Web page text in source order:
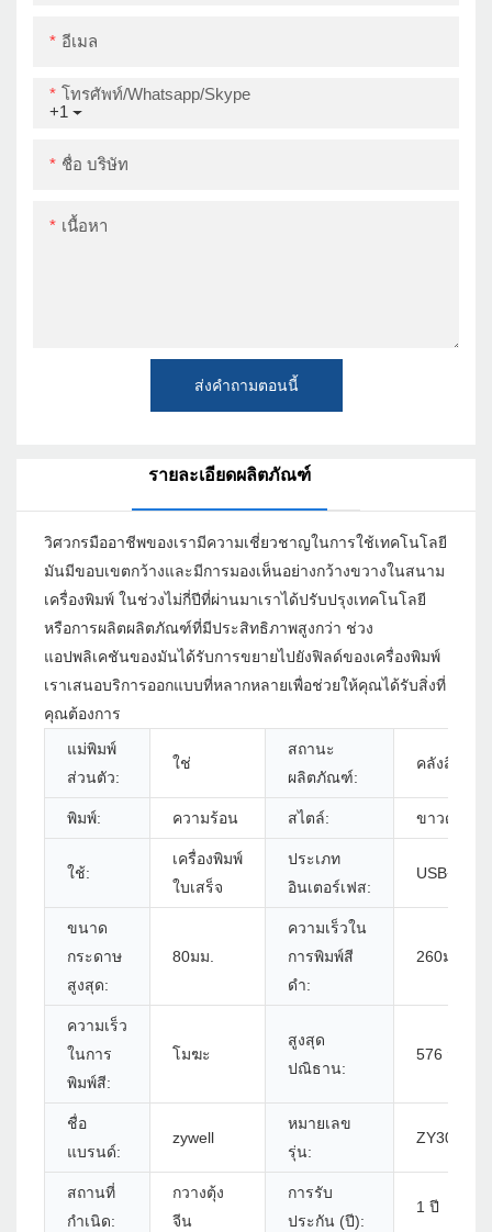
อีเมล
+1
โทรศัพท์/whatsapp/skype
ชื่อ บริษัท
เนื้อหา
ส่งคำถามตอนนี้
รายละเอียดผลิตภัณฑ์
วิศวกรมืออาชีพของเรามีความเชี่ยวชาญในการใช้เทคโนโลยี
มันมีขอบเขตกว้างและมีการมองเห็นอย่างกว้างขวางในสนาม
เครื่องพิมพ์ ในช่วงไม่กี่ปีที่ผ่านมาเราได้ปรับปรุงเทคโนโลยี
หรือการผลิตผลิตภัณฑ์ที่มีประสิทธิภาพสูงกว่า ช่วง
แอปพลิเคชันของมันได้รับการขยายไปยังฟิลด์ของเครื่องพิมพ์
เราเสนอบริการออกแบบที่หลากหลายเพื่อช่วยให้คุณได้รับสิ่งที่
คุณต้องการ
แม่พิมพ์
ส่วนตัว:
ใช่
สถานะ
ผลิตภัณฑ์:
คลังสินค้า
พิมพ์: ความร้อน สไตล์: ขาวดำ
ใช้:
เครื่องพิมพ์
ใบเสร็จ
ประเภท
อินเตอร์เฟส:
ขนาด
กระดาษ
สูงสุด:
80มม.
ความเร็วใน
การพิมพ์สี
ดำ:
260มม.
ความเร็ว
ในการ
พิมพ์สี:
โมฆะ
สูงสุด
ปณิธาน:
576 จุด/เส้
ชื่อ
แบรนด์:
zywell
หมายเลข
รุ่น:
ZY306 -
สถานที่
กำเนิด:
กวางตุ้ง
จีน
การรับ
ประกัน (ปี):
1 ปี